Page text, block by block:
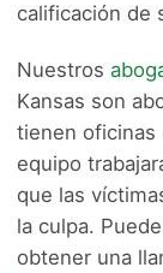
calificación de
Nuestros
Kansas son
tienen oficinas
equipo
que las
la culpa.
obtener una